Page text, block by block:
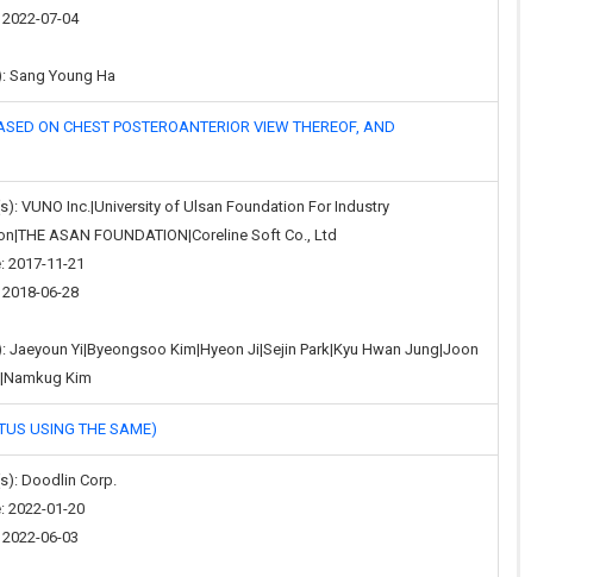
07-04
Sang Young Ha
ON CHEST POSTEROANTERIOR VIEW THEREOF, AND
VUNO Inc.|University of Ulsan Foundation For Industry
ASAN FOUNDATION|Coreline Soft Co., Ltd
2017-11-21
06-28
Jaeyoun Yi|Byeongsoo Kim|Hyeon Ji|Sejin Park|Kyu Hwan Jung|Joon
Kim
USING THE SAME)
Doodlin Corp.
2022-01-20
06-03